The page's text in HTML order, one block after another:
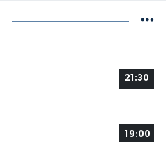
21:30
19:00